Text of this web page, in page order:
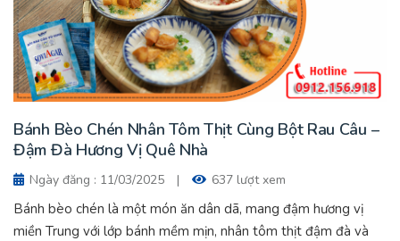
Bánh Bèo Chén Nhân Tôm Thịt Cùng Bột Rau Câu –
Đậm Đà Hương Vị Quê Nhà
Ngày đăng : 11/03/2025 | 637 lượt xem
Bánh bèo chén là một món ăn dân dã, mang đậm hương vị
miền Trung với lớp bánh mềm mịn, nhân tôm thịt đậm đà và